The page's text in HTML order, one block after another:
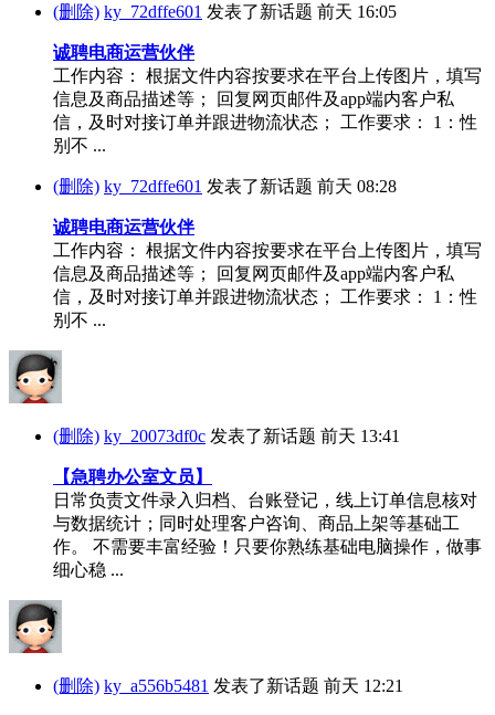
(删除) ky_72dffe601 发表了新话题 前天 16:05
诚聘电商运营伙伴
工作内容： 根据文件内容按要求在平台上传图片，填写
信息及商品描述等； 回复网页邮件及app端内客户私
信，及时对接订单并跟进物流状态； 工作要求： 1：性
别不 ...
(删除) ky_72dffe601 发表了新话题 前天 08:28
诚聘电商运营伙伴
工作内容： 根据文件内容按要求在平台上传图片，填写
信息及商品描述等； 回复网页邮件及app端内客户私
信，及时对接订单并跟进物流状态； 工作要求： 1：性
别不 ...
(删除) ky_20073df0c 发表了新话题 前天 13:41
【急聘办公室文员】
日常负责文件录入归档、台账登记，线上订单信息核对
与数据统计；同时处理客户咨询、商品上架等基础工
作。 不需要丰富经验！只要你熟练基础电脑操作，做事
细心稳 ...
(删除) ky_a556b5481 发表了新话题 前天 12:21